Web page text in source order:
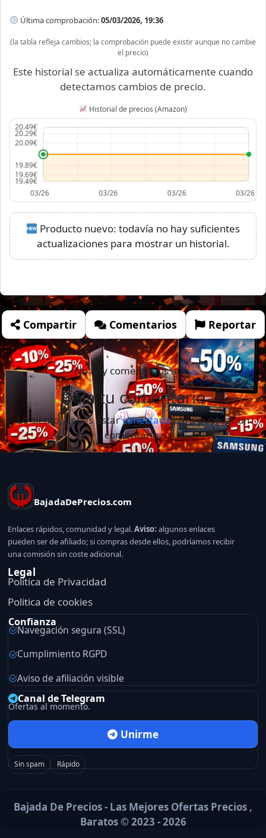
Última comprobación:05/03/2026, 19:36
(la tabla refleja cambios; la comprobación puede existir aunque no cambie
el precio)
Este historial se actualiza automáticamente cuando
detectamos cambios de precio.
Historial de precios (Amazon)
Producto nuevo: todavía no hay suficientes
actualizaciones para mostrar un historial.
Compartir Comentarios Reportar
No hay comentarios aún.
Deja tu comentario
Lo siento, debes estarconectadopara publicar un
comentario.
BajadaDePrecios.com
Enlaces rápidos, comunidad y legal.Aviso: algunos enlaces
pueden ser de afiliado; si compras desde ellos, podríamos recibir
una comisión sin coste adicional.
Legal
Politica de Privacidad
Politica de cookies
Confianza
Navegación segura (SSL)
Cumplimiento RGPD
Aviso de afiliación visible
Canal de Telegram
Ofertas al momento.
Unirme
Sin spam Rápido
Bajada De Precios - Las Mejores Ofertas Precios ,
Baratos © 2023 - 2026